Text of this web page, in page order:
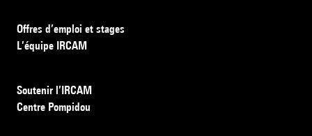
Offres d’emploi et stages
L’équipe IRCAM
Soutenir l’IRCAM
Centre Pompidou